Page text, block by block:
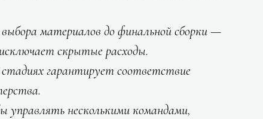
материалов до финальной сборки —
скрытые расходы.
гарантирует соответствие
управлять несколькими командами,